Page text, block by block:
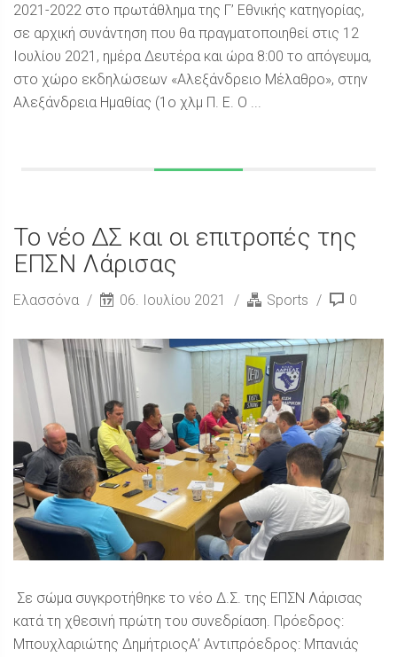
2021-2022 στο πρωτάθλημα της Γ’ Εθνικής κατηγορίας,
σε αρχική συνάντηση που θα πραγματοποιηθεί στις 12
Ιουλίου 2021, ημέρα Δευτέρα και ώρα 8:00 το απόγευμα,
στο χώρο εκδηλώσεων «Αλεξάνδρειο Μέλαθρο», στην
Αλεξάνδρεια Ημαθίας (1ο χλμ Π. Ε. Ο ...
Το νέο ΔΣ και οι επιτροπές της
ΕΠΣΝ Λάρισας
Ελασσόνα 06. Ιουλίου 2021 Sports 0
Σε σώμα συγκροτήθηκε το νέο Δ.Σ. της ΕΠΣΝ Λάρισας
κατά τη χθεσινή πρώτη του συνεδρίαση. Πρόεδρος:
Μπουχλαριώτης ΔημήτριοςΑ’ Αντιπρόεδρος: Μπανιάς